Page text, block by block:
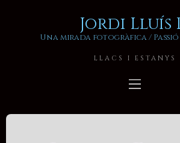
Jordi Lluís
Una mirada fotogràfica / Passió
LLACS I ESTANYS